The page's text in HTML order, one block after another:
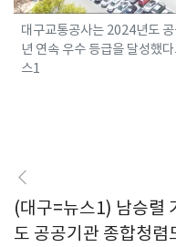
대구교통공사는 2024년도
년 연속 우수 등급을 달성했
스1
(대구=뉴스1) 남승렬
도 공공기관 종합청렴